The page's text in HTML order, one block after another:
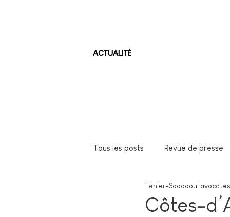
ACTUALITÉ
Tous les posts Revue de presse
Côtes-
Tenier-Saadaoui